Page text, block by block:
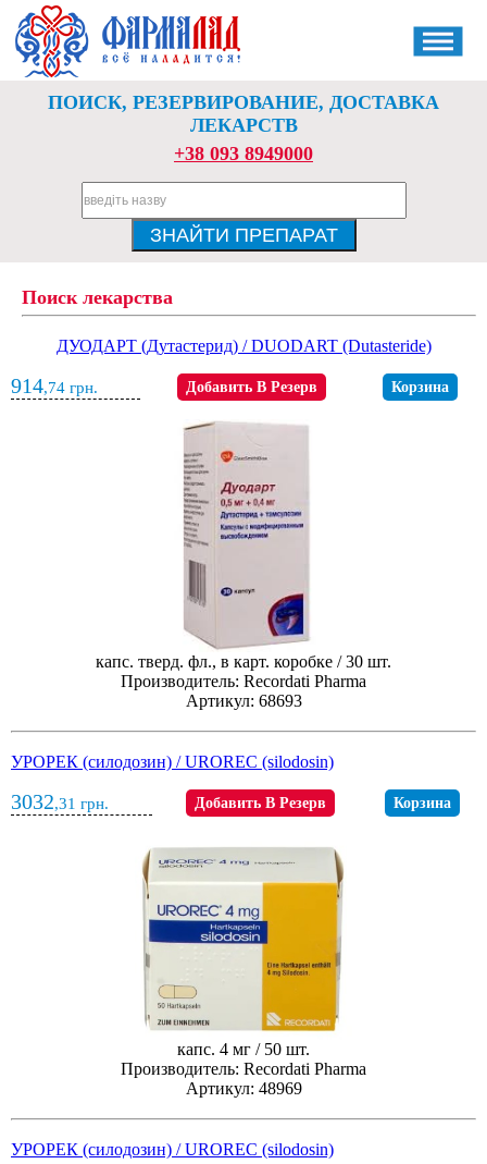
ПОИСК, РЕЗЕРВИРОВАНИЕ, ДОСТАВКА
ЛЕКАРСТВ
+38 093 8949000
Поиск лекарства
ДУОДАРТ (Дутастерид) / DUODART (Dutasteride)
914,74 грн. Добавить В Резерв Корзина
капс. тверд. фл., в карт. коробке / 30 шт.
Производитель: Recordati Pharma
Артикул: 68693
УРОРЕК (силодозин) / UROREC (silodosin)
3032,31 грн. Добавить В Резерв Корзина
капс. 4 мг / 50 шт.
Производитель: Recordati Pharma
Артикул: 48969
УРОРЕК (силодозин) / UROREC (silodosin)